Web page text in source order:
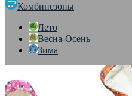
Комбинезоны
Лето
Весна-Осень
Зима